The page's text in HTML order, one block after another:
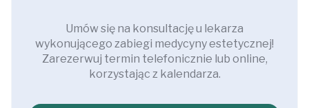
Umów się na konsultację u lekarza
wykonującego zabiegi medycyny estetycznej!
Zarezerwuj termin telefonicznie lub online,
korzystając z kalendarza.